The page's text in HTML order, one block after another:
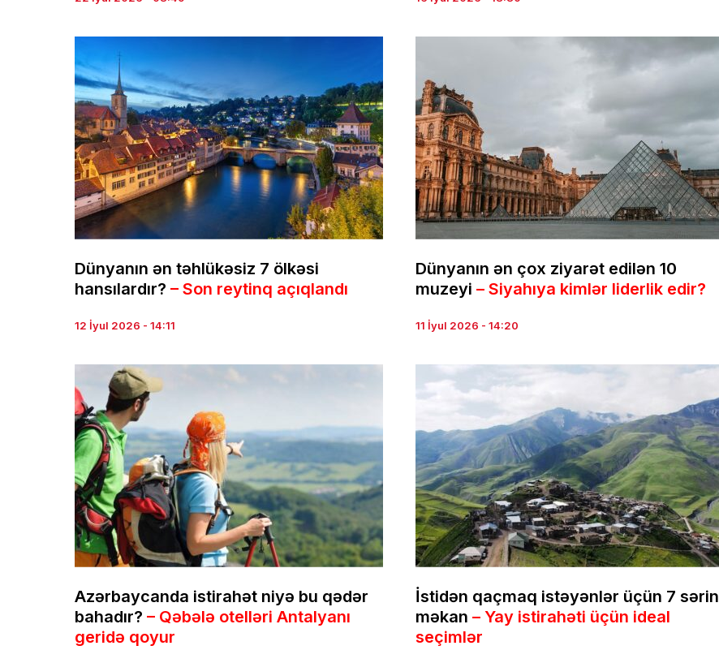
Dünyanın ən təhlükəsiz 7 ölkəsi
hansılardır? – Son reytinq açıqlandı
12 İyul 2026 - 14:11
Dünyanın ən çox ziyarət edilən 10
muzeyi – Siyahıya kimlər liderlik edir?
11 İyul 2026 - 14:20
Azərbaycanda istirahət niyə bu qədər
bahadır? – Qəbələ otelləri Antalyanı
geridə qoyur
İstidən qaçmaq istəyənlər üçün 7 sərin
məkan – Yay istirahəti üçün ideal
seçimlər